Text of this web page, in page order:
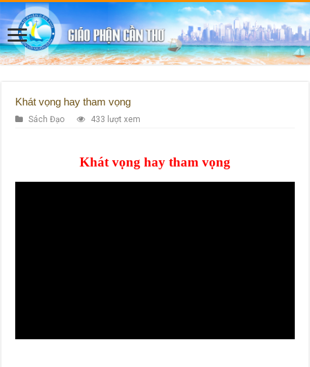
Khát vọng hay tham vọng
Sách Đạo 433 lượt xem
Khát vọng hay tham vọng